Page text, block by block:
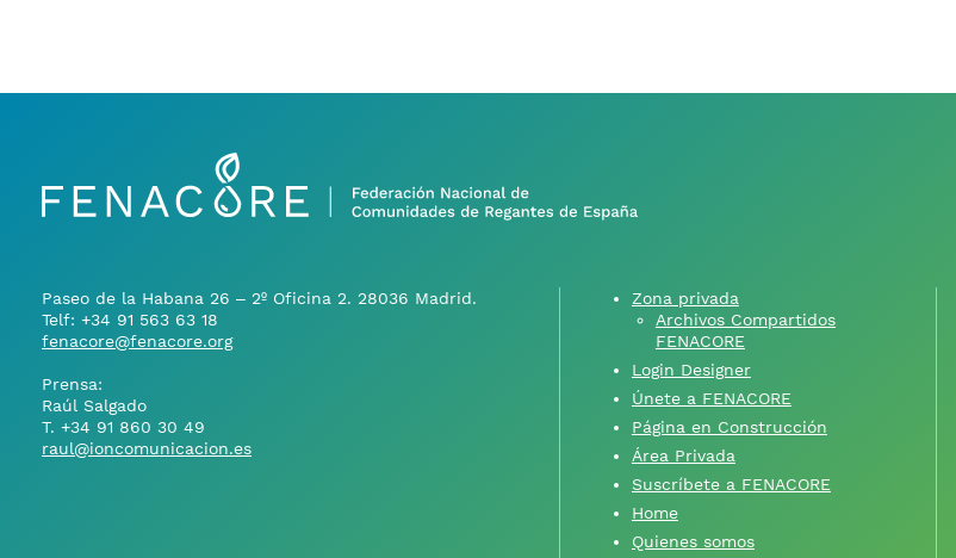
Paseo de la Habana 26 – 2º Oficina 2. 28036 Madrid.
Telf: +34 91 563 63 18
fenacore@fenacore.org
Prensa:
Raúl Salgado
T. +34 91 860 30 49
raul@ioncomunicacion.es
Zona privada
Archivos Compartidos
FENACORE
Login Designer
Únete a FENACORE
Página en Construcción
Área Privada
Suscríbete a FENACORE
Home
Quienes somos